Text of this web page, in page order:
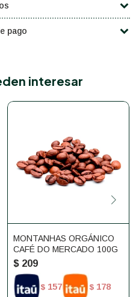
pago
interesar
MONTANHAS ORGÁNICO
CAFÉ DO MERCADO 100G
$ 209
$ 157 $ 178